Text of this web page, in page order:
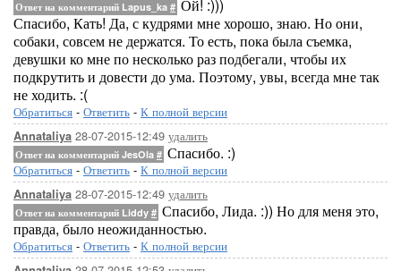
Ответ на комментарий Lapus_ka # Ой! :)))
Спасибо, Кать! Да, с кудрями мне хорошо, знаю. Но они,
собаки, совсем не держатся. То есть, пока была съемка,
девушки ко мне по несколько раз подбегали, чтобы их
подкрутить и довести до ума. Поэтому, увы, всегда мне так
не ходить. :(
Обратиться - Ответить - К полной версии
Annataliya 28-07-2015-12:49 удалить
Ответ на комментарий JesOla # Спасибо. :)
Обратиться - Ответить - К полной версии
Annataliya 28-07-2015-12:49 удалить
Ответ на комментарий Liddy # Спасибо, Лида. :)) Но для меня это,
правда, было неожиданностью.
Обратиться - Ответить - К полной версии